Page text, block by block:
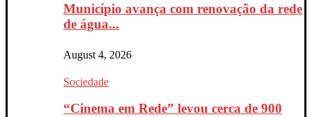
Município avança com renovação da rede
de água...
August 4, 2026
Sociedade
“Cinema em Rede” levou cerca de 900